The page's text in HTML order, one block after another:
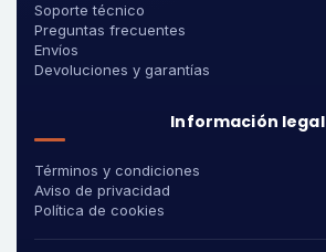
Soporte técnico
Preguntas frecuentes
Envíos
Devoluciones y garantías
Información legal
Términos y condiciones
Aviso de privacidad
Política de cookies